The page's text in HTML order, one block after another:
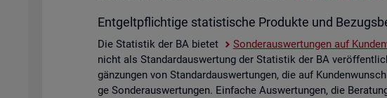
Ent­gelt­pflich­ti­ge sta­tis­ti­sche Pro­duk­te und
Die Sta­tis­tik der BA bie­tet Son­der­aus­wer­tun­gen auf
nicht als Stan­dard­aus­wer­tung der Sta­tis­tik der BA
gän­zun­gen von Stan­dard­aus­wer­tun­gen, die auf
ge Son­der­aus­wer­tun­gen. Ein­fa­che Aus­wer­tun­gen, die